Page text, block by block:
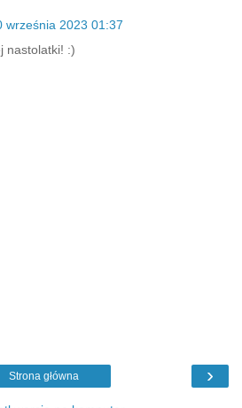
września 2023 01:37
nastolatki! :)
›
Strona główna